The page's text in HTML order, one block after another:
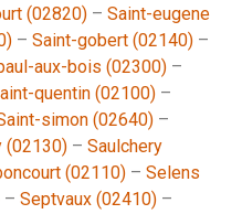
(02820) – Saint-eugene
– Saint-gobert (02140) –
aux-bois (02300) –
quentin (02100) –
simon (02640) –
(02130) – Saulchery
(02110) – Selens
– Septvaux (02410) –